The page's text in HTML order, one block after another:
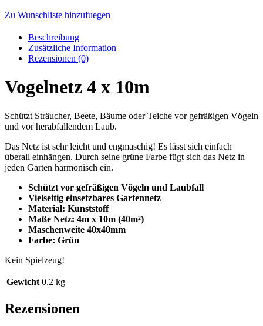
Zu Wunschliste hinzufuegen
Beschreibung
Zusätzliche Information
Rezensionen (0)
Vogelnetz 4 x 10m
Schützt Sträucher, Beete, Bäume oder Teiche vor gefräßigen Vögeln
und vor herabfallendem Laub.
Das Netz ist sehr leicht und engmaschig! Es lässt sich einfach
überall einhängen. Durch seine grüne Farbe fügt sich das Netz in
jeden Garten harmonisch ein.
Schützt vor gefräßigen Vögeln und Laubfall
Vielseitig einsetzbares Gartennetz
Material: Kunststoff
Maße Netz: 4m x 10m (40m²)
Maschenweite 40x40mm
Farbe: Grün
Kein Spielzeug!
Gewicht 0,2 kg
Rezensionen